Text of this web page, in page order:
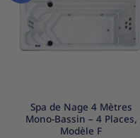
liste
d’envies
Spa de Nage 4 Mètres
Mono-Bassin – 4 Places,
Modèle F